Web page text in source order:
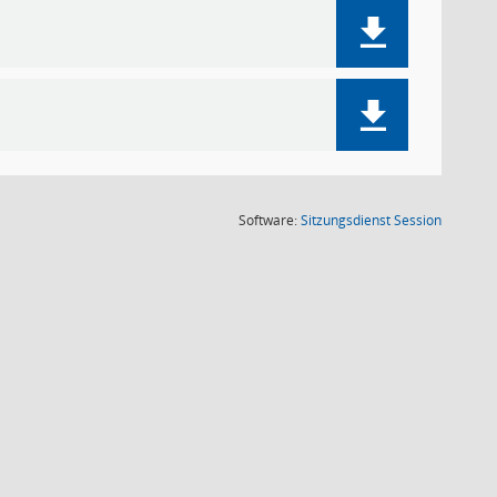
Software:SitzungsdienstSession(Wird in